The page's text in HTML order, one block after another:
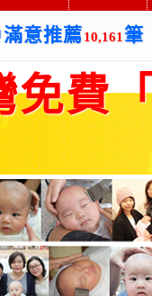
意推薦10,161 筆
免費